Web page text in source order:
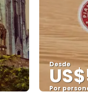
Desde
Por